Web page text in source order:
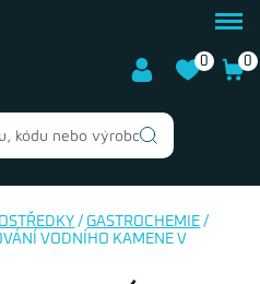
0 0
/ GASTROCHEMIE /
VODNÍHO KAMENE V